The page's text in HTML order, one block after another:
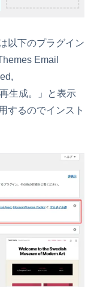
以下のプラグイン
Email
生成。」と表示
するのでインスト